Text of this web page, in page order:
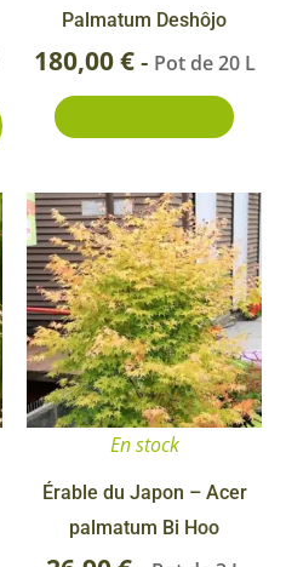
choisies
page
produit
Palmatum Deshôjo
180,00€- Pot de 20 L
Ce
produit
plusieurs
variations.
Les
options
choisies
En stock
Érable du Japon – Acer
palmatum Bi Hoo